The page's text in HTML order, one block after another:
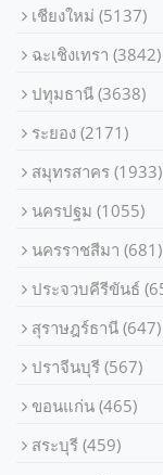
เชียงใหม่
(5137)
ฉะเชิงเทรา
(3842)
ปทุมธานี
(3638)
ระยอง
(2171)
สมุทรสาคร
(1933)
นครปฐม
(1055)
นครราชสีมา
(681)
ประจวบคีรีขันธ์
สุราษฎร์ธานี
(647)
ปราจีนบุรี
(567)
ขอนแก่น
(465)
สระบุรี
(459)